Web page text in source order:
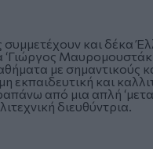
και δέκα
με σημαντικούς
εκπαιδευτική και
από μια απλή
διευθύντρια.